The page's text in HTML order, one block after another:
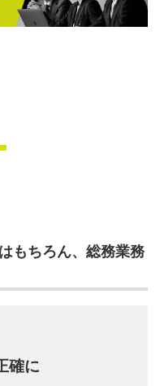
もちろん、総務業務
確に